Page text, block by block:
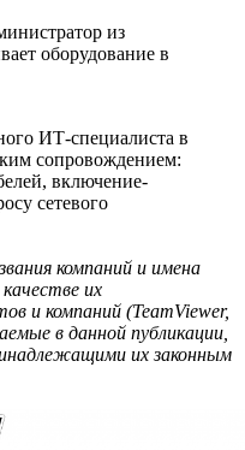
из
оборудование в
ИТ-специалиста в
сопровождением:
включение-
сетевого
компаний и имена
их
и компаний (TeamViewer,
в данной публикации,
их законным